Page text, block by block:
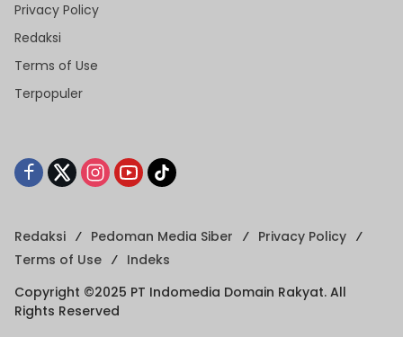
Privacy Policy
Redaksi
Terms of Use
Terpopuler
Redaksi Pedoman Media Siber
Privacy Policy
Terms of Use
Indeks
Copyright ©2025 PT Indomedia Domain Rakyat. All
Rights Reserved